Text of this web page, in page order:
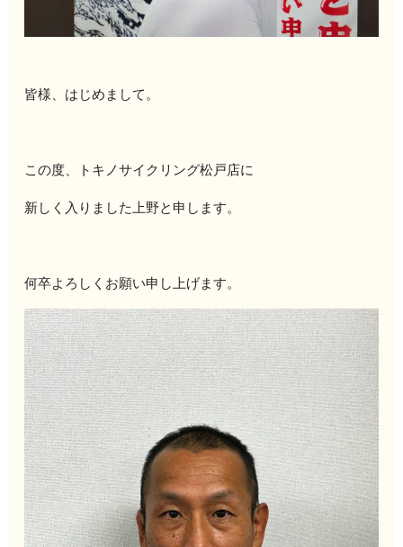
皆様、はじめまして。
この度、トキノサイクリング松戸店に
新しく入りました上野と申します。
何卒よろしくお願い申し上げます。